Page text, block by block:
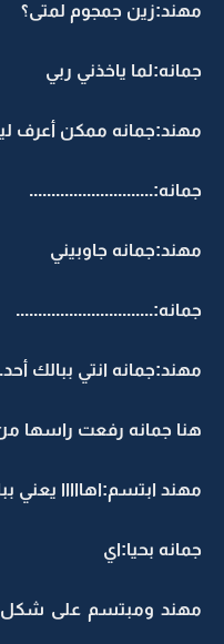
مهند:زين جمجوم لمتى؟
جمانه:لما ياخذني ربي
مهند:جمانه ممكن أعرف
جمانه:............................
مهند:جمانه جاوبيني
جمانه:...............................
مهند:جمانه انتي ببالك
هنا جمانه رفعت راسها من
مهند ابتسم:اهااااا يعني
جمانه بحيا:اي
مهند ومبتسم على شكل